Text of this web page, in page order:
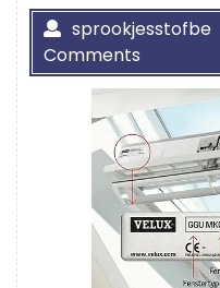
sprookjesstofbe
Comments